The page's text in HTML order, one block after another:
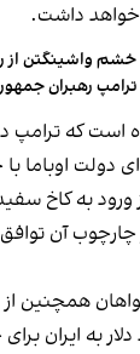
خواهد داشت.
خشم واشینگتن از
ترامپ رهبران
دولت اوباما
چارچوب آن
همچنین از
میلیارد دلار به